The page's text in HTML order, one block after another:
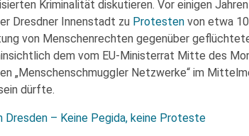
Kriminalität diskutieren. Vor einigen
Dresdner Innenstadt zu Protesten von etwa
von Menschenrechten gegenüber
dem vom EU-Ministerrat Mitte des
„Menschenschmuggler Netzwerke“ im
dürfte.
Dresden – Keine Pegida, keine Proteste